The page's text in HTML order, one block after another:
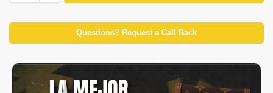
Questions? Request a Call Back